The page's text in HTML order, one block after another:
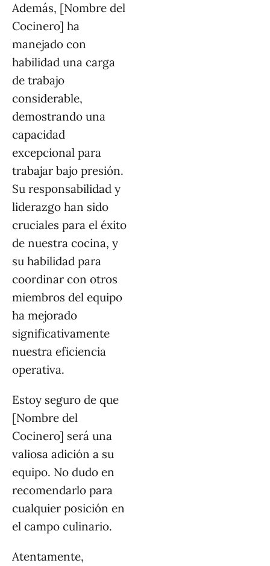
Además, [Nombre del
Cocinero] ha
manejado con
habilidad una carga
de trabajo
considerable,
demostrando una
capacidad
excepcional para
trabajar bajo presión.
Su responsabilidad y
liderazgo han sido
cruciales para el éxito
de nuestra cocina, y
su habilidad para
coordinar con otros
miembros del equipo
ha mejorado
significativamente
nuestra eficiencia
operativa.
Estoy seguro de que
[Nombre del
Cocinero] será una
valiosa adición a su
equipo. No dudo en
recomendarlo para
cualquier posición en
el campo culinario.
Atentamente,